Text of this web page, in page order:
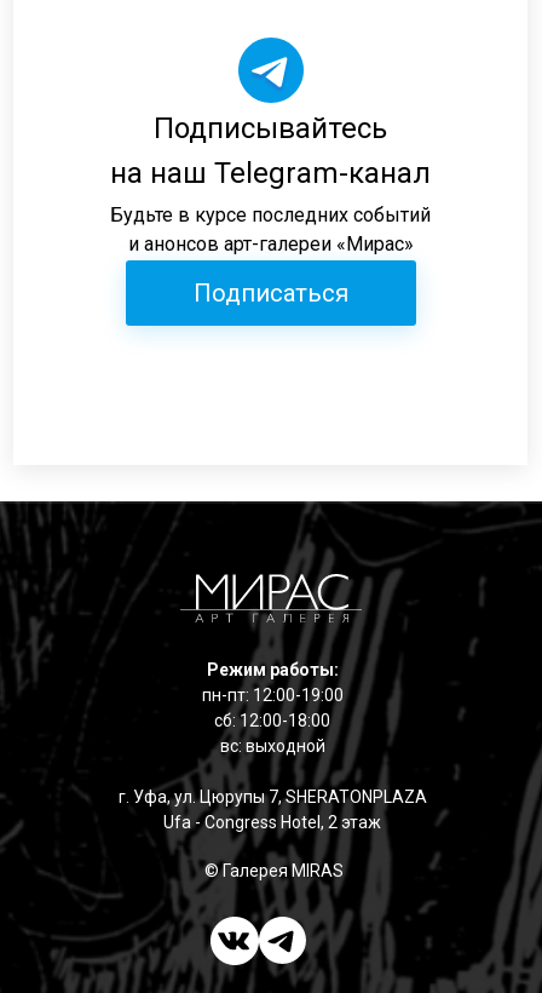
Подписывайтесь
на наш Telegram-канал
Будьте в курсе последних событий
и анонсов арт-галереи «Мирас»
Подписаться
Режим работы:
пн-пт: 12:00-19:00
сб: 12:00-18:00
вс: выходной
г. Уфа, ул. Цюрупы 7, SHERATONPLAZA
Ufa - Congress Hotel, 2 этаж
© Галерея MIRAS